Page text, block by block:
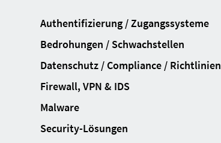
Authentifizierung / Zugangssysteme
Bedrohungen / Schwachstellen
Datenschutz / Compliance / Richtlinien
Firewall, VPN & IDS
Malware
Security-Lösungen